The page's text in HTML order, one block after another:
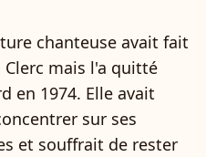
chanteuse avait fait
Clerc mais l'a quitté
en 1974. Elle avait
sur ses
et souffrait de rester